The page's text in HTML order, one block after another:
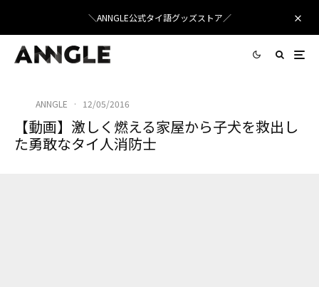
＼ANNGLE公式タイ語グッズストア／
ANNGLE · 12/05/2016
【動画】激しく燃える家屋から子犬を救出し
た勇敢なタイ人消防士